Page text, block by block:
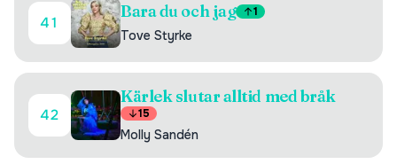
41
Bara du och jag 1
Tove Styrke
42
Kärlek slutar alltid med bråk
15
Molly Sandén